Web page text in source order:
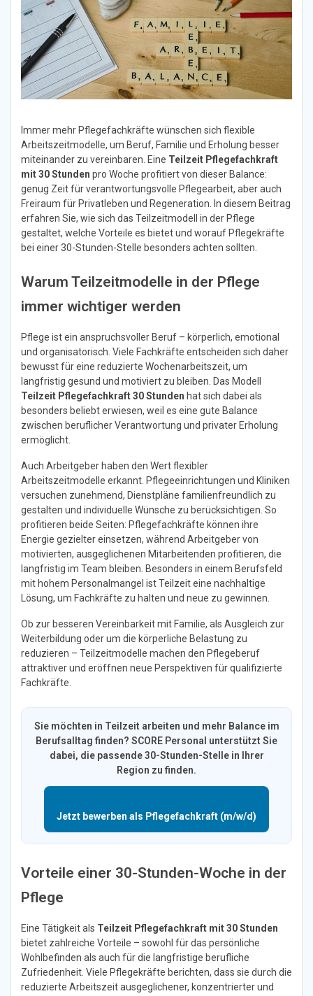
Immer mehr Pflegefachkräfte wünschen sich flexible
Arbeitszeitmodelle, um Beruf, Familie und Erholung besser
miteinander zu vereinbaren. Eine Teilzeit Pflegefachkraft
mit 30 Stunden pro Woche profitiert von dieser Balance:
genug Zeit für verantwortungsvolle Pflegearbeit, aber auch
Freiraum für Privatleben und Regeneration. In diesem Beitrag
erfahren Sie, wie sich das Teilzeitmodell in der Pflege
gestaltet, welche Vorteile es bietet und worauf Pflegekräfte
bei einer 30-Stunden-Stelle besonders achten sollten.
Warum Teilzeitmodelle in der Pflege
immer wichtiger werden
Pflege ist ein anspruchsvoller Beruf – körperlich, emotional
und organisatorisch. Viele Fachkräfte entscheiden sich daher
bewusst für eine reduzierte Wochenarbeitszeit, um
langfristig gesund und motiviert zu bleiben. Das Modell
Teilzeit Pflegefachkraft 30 Stunden hat sich dabei als
besonders beliebt erwiesen, weil es eine gute Balance
zwischen beruflicher Verantwortung und privater Erholung
ermöglicht.
Auch Arbeitgeber haben den Wert flexibler
Arbeitszeitmodelle erkannt. Pflegeeinrichtungen und Kliniken
versuchen zunehmend, Dienstpläne familienfreundlich zu
gestalten und individuelle Wünsche zu berücksichtigen. So
profitieren beide Seiten: Pflegefachkräfte können ihre
Energie gezielter einsetzen, während Arbeitgeber von
motivierten, ausgeglichenen Mitarbeitenden profitieren, die
langfristig im Team bleiben. Besonders in einem Berufsfeld
mit hohem Personalmangel ist Teilzeit eine nachhaltige
Lösung, um Fachkräfte zu halten und neue zu gewinnen.
Ob zur besseren Vereinbarkeit mit Familie, als Ausgleich zur
Weiterbildung oder um die körperliche Belastung zu
reduzieren – Teilzeitmodelle machen den Pflegeberuf
attraktiver und eröffnen neue Perspektiven für qualifizierte
Fachkräfte.
Sie möchten in Teilzeit arbeiten und mehr Balance im
Berufsalltag finden? SCORE Personal unterstützt Sie
dabei, die passende 30-Stunden-Stelle in Ihrer
Region zu finden.
Jetzt bewerben als Pflegefachkraft (m/w/d)
Vorteile einer 30-Stunden-Woche in der
Pflege
Eine Tätigkeit als Teilzeit Pflegefachkraft mit 30 Stunden
bietet zahlreiche Vorteile – sowohl für das persönliche
Wohlbefinden als auch für die langfristige berufliche
Zufriedenheit. Viele Pflegekräfte berichten, dass sie durch die
reduzierte Arbeitszeit ausgeglichener, konzentrierter und